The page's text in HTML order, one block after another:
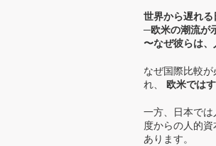
世界から遅れ
─欧米の潮流が
〜なぜ彼らは
なぜ国際比較
れ、 欧米では
一方、日本で
度からの人的
あります。